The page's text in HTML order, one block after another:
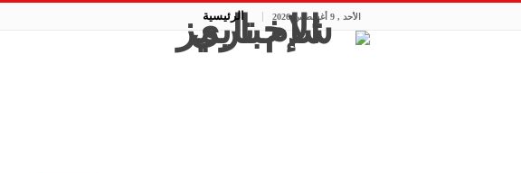
الأحد , 9 أغسطس 2026 الرئيسية